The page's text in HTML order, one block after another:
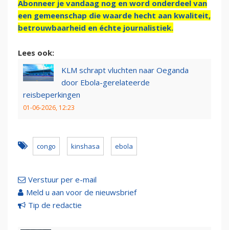
Abonneer je vandaag nog en word onderdeel van
een gemeenschap die waarde hecht aan kwaliteit,
betrouwbaarheid en échte journalistiek.
Lees ook:
KLM schrapt vluchten naar Oeganda
door Ebola-gerelateerde
reisbeperkingen
01-06-2026, 12:23
congo kinshasa ebola
Verstuur per e-mail
Meld u aan voor de nieuwsbrief
Tip de redactie